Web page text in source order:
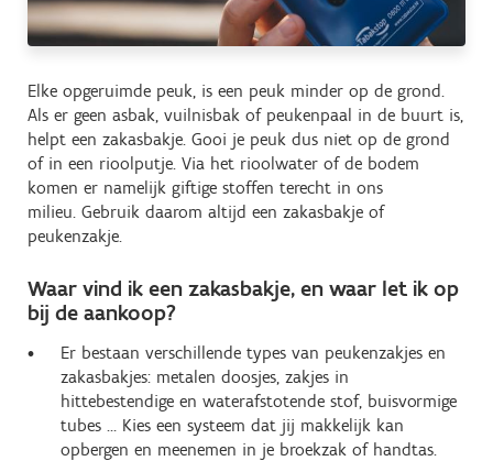
Elke opgeruimde peuk, is een peuk minder op de grond.
Als er geen asbak, vuilnisbak of peukenpaal in de buurt is,
helpt een zakasbakje. Gooi je peuk dus niet op de grond
of in een rioolputje. Via het rioolwater of de bodem
komen er namelijk giftige stoffen terecht in ons
milieu. Gebruik daarom altijd een zakasbakje of
peukenzakje.
Waar vind ik een zakasbakje, en waar let ik op
bij de aankoop?
Er bestaan verschillende types van peukenzakjes en
zakasbakjes: metalen doosjes, zakjes in
hittebestendige en waterafstotende stof, buisvormige
tubes … Kies een systeem dat jij makkelijk kan
opbergen en meenemen in je broekzak of handtas.